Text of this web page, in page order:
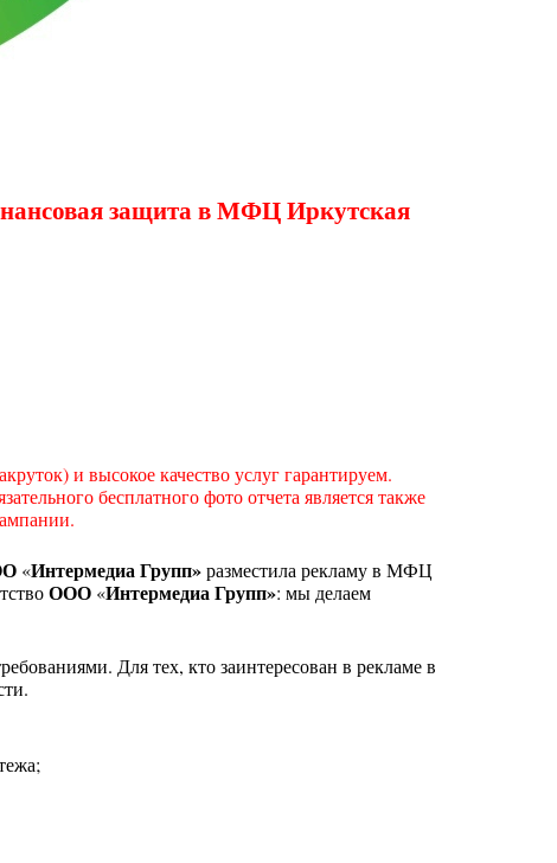
защита в МФЦ Иркутская
и высокое качество услуг гарантируем.
бесплатного фото отчета является также
«Интермедиа Групп»разместила рекламу в МФЦ
ООО«Интермедиа Групп»: мы делаем
Для тех, кто заинтересован в рекламе в